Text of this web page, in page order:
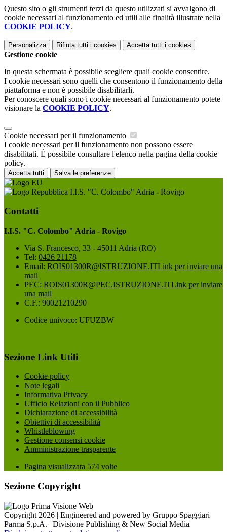
Questo sito o gli strumenti terzi da questo utilizzati si avvalgono di
cookie necessari al funzionamento ed utili alle finalità illustrate nella
COOKIE POLICY.
Personalizza Rifiuta tutti i cookies Accetta tutti i cookies
Gestione cookie
In questa schermata è possibile scegliere quali cookie consentire.
I cookie necessari sono quelli che consentono il funzionamento della
piattaforma e non è possibile disabilitarli.
Per conoscere quali sono i cookie necessari al funzionamento potete
visionare la COOKIE POLICY.
Cookie necessari per il funzionamento
I cookie necessari per il funzionamento non possono essere
disabilitati. È possibile consultare l'elenco nella pagina della cookie
policy.
Accetta tutti Salva le preferenze
I.I.S. "C. Colombo" Adria - Rovigo
Contatti
I.I.S. "C. Colombo" Adria - Rovigo
Via S. Francesco, 33 - 45011 Adria (RO)
Tel: 0426 21178
Email: ROIS01300R@ISTRUZIONE.ITLink per inviare una
mail
PEC: ROIS01300R@PEC.ISTRUZIONE.ITLink per inviare
una mail
C.F.: 90021210290
Codice univoco: UFUZBW
Sezione Link Utili
Cookie policy
Note legali
Informativa Privacy
Ufficio Relazioni con il Pubblico
Dichiarazione di accessibilità
Obiettivi di accessibilità
Whistleblowing
Gestione consensi cookie
Amministrazione trasparente
Pagina visualizzata 574 volte
Sezione Copyright
Copyright 2026 | Engineered and powered by Gruppo Spaggiari
Parma S.p.A. | Divisione Publishing & New Social Media